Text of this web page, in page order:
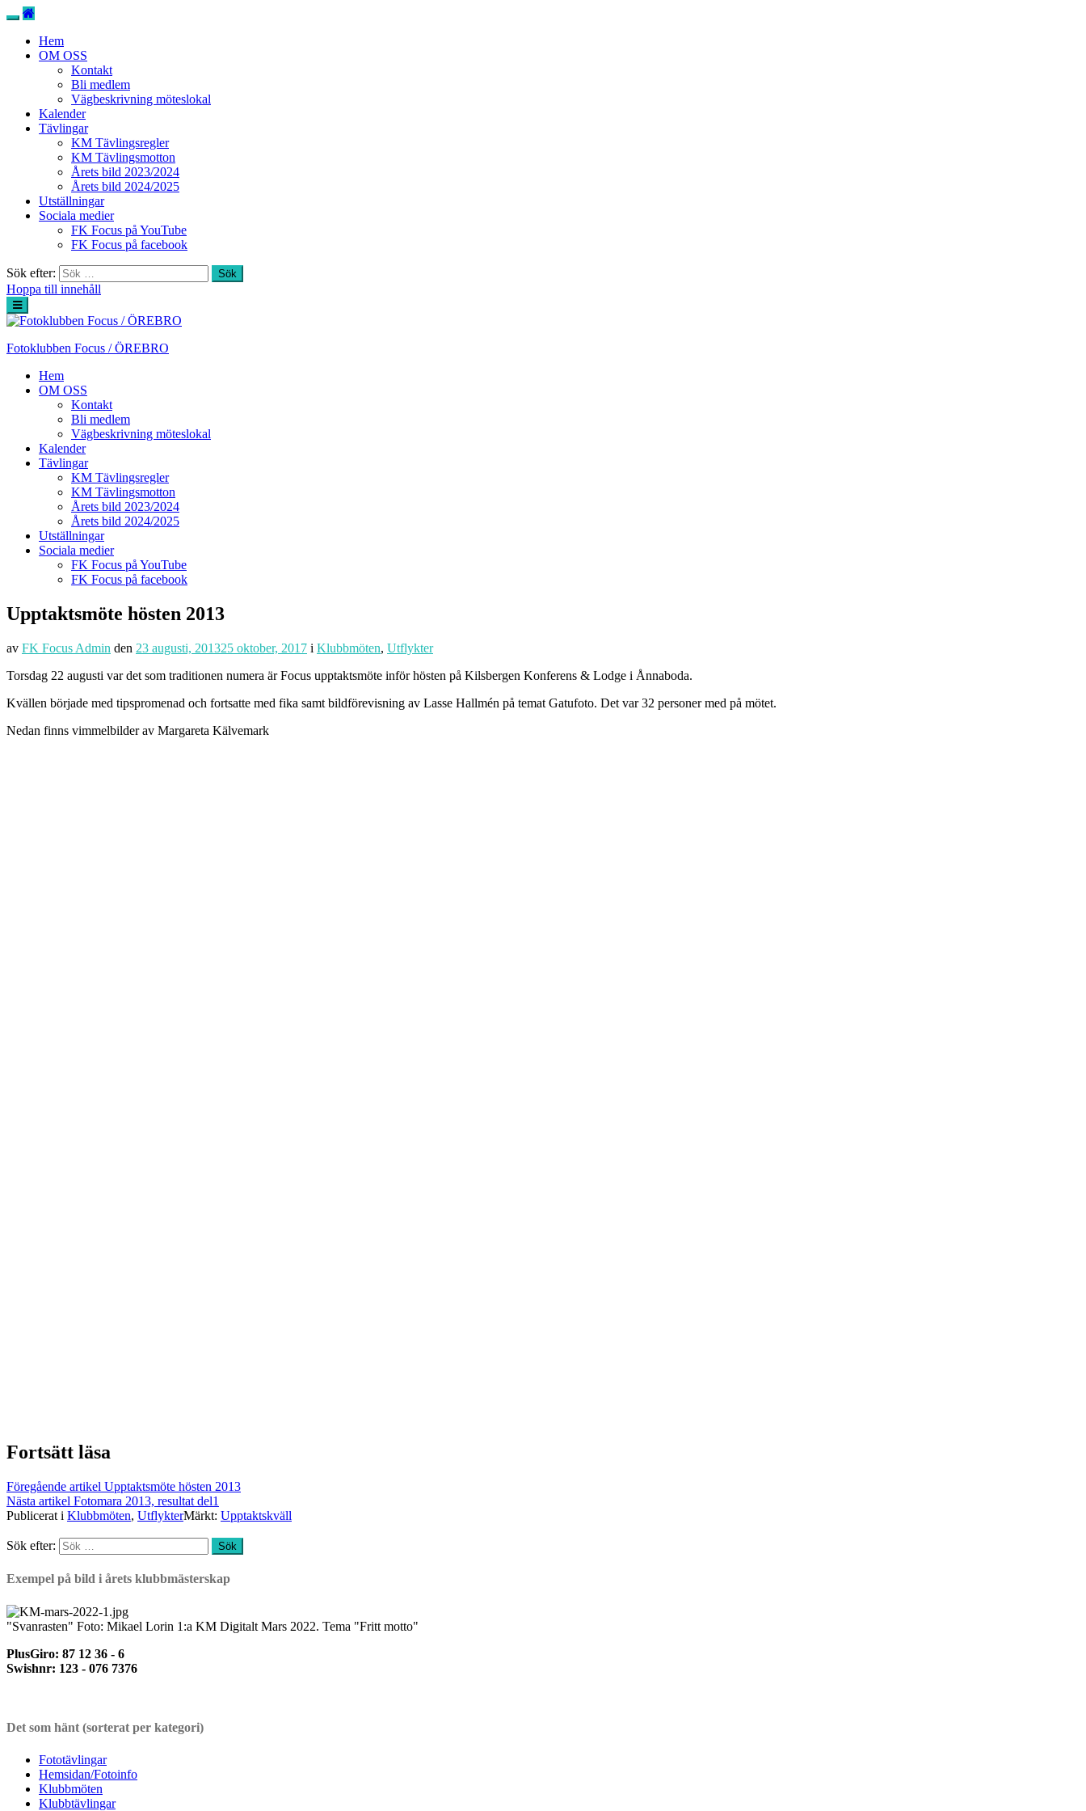
Hem
OM OSS
Kontakt
Bli medlem
Vägbeskrivning möteslokal
Kalender
Tävlingar
KM Tävlingsregler
KM Tävlingsmotton
Årets bild 2023/2024
Årets bild 2024/2025
Utställningar
Sociala medier
FK Focus på YouTube
FK Focus på facebook
Sök efter:
Hoppa till innehåll
Fotoklubben Focus / ÖREBRO
Hem
OM OSS
Kontakt
Bli medlem
Vägbeskrivning möteslokal
Kalender
Tävlingar
KM Tävlingsregler
KM Tävlingsmotton
Årets bild 2023/2024
Årets bild 2024/2025
Utställningar
Sociala medier
FK Focus på YouTube
FK Focus på facebook
Upptaktsmöte hösten 2013
av FK Focus Admin den 23 augusti, 201325 oktober, 2017 i Klubbmöten, Utflykter
Torsdag 22 augusti var det som traditionen numera är Focus upptaktsmöte inför hösten på Kilsbergen Konferens & Lodge i Ånnaboda.
Kvällen började med tipspromenad och fortsatte med fika samt bildförevisning av Lasse Hallmén på temat Gatufoto. Det var 32 personer med på mötet.
Nedan finns vimmelbilder av Margareta Kälvemark
Fortsätt läsa
Föregående artikel Upptaktsmöte hösten 2013
Nästa artikel Fotomara 2013, resultat del1
Publicerat i Klubbmöten, UtflykterMärkt: Upptaktskväll
Sök efter:
Exempel på bild i årets klubbmästerskap
"Svanrasten" Foto: Mikael Lorin 1:a KM Digitalt Mars 2022. Tema "Fritt motto"
PlusGiro: 87 12 36 - 6
Swishnr: 123 - 076 7376
Det som hänt (sorterat per kategori)
Fototävlingar
Hemsidan/Fotoinfo
Klubbmöten
Klubbtävlingar